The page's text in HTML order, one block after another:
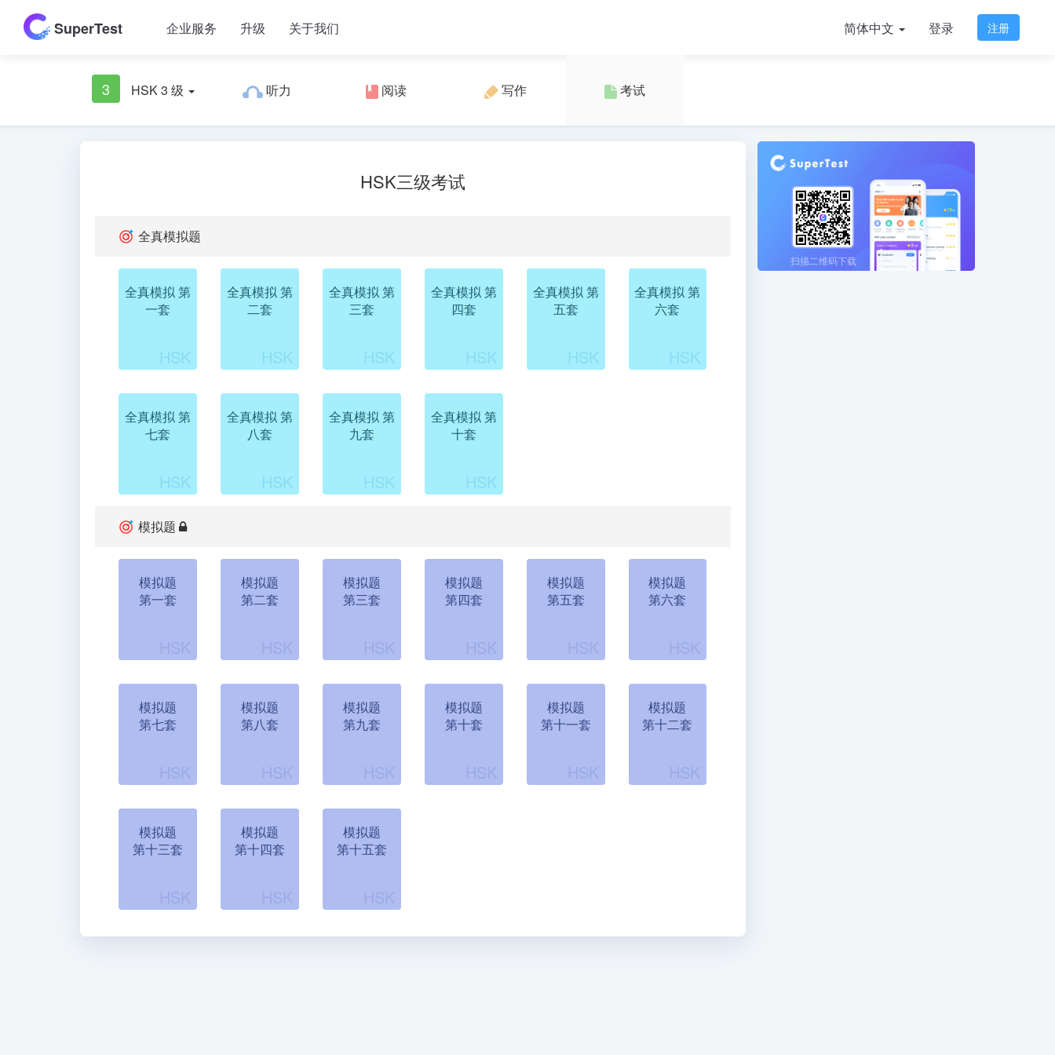
SuperTest 企业服务 升级 关于我们 简体中文 登录 注册
3 HSK 3 级 听力 阅读 写作 考试
HSK三级考试
全真模拟题
全真模拟 第
一套
全真模拟 第
二套
全真模拟 第
三套
全真模拟 第
四套
全真模拟 第
五套
全真模拟 第
六套
全真模拟 第
七套
全真模拟 第
八套
全真模拟 第
九套
全真模拟 第
十套
模拟题
模拟题
第一套
模拟题
第二套
模拟题
第三套
模拟题
第四套
模拟题
第五套
模拟题
第六套
模拟题
第七套
模拟题
第八套
模拟题
第九套
模拟题
第十套
模拟题
第十一套
模拟题
第十二套
模拟题
第十三套
模拟题
第十四套
模拟题
第十五套
扫描二维码下载